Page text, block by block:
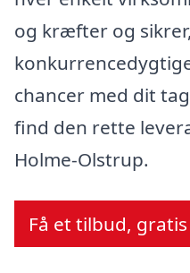
og kræfter og
chancer med dit
find den rette
Holme-Olstrup.
Få et tilbud,